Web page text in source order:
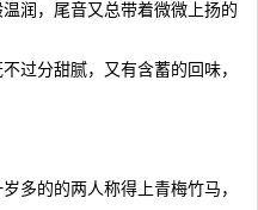
润，尾音又总带着微微上扬的
过分甜腻，又有含蓄的回味，
的的两人称得上青梅竹马，